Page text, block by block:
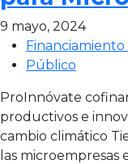
9 mayo, 2024
Financiamiento
Público
ProInnóvate
productivos e
cambio climático
las microempresas